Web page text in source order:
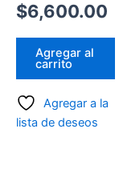
$6,600.00
Agregar al
carrito
Agregar a la
lista de deseos